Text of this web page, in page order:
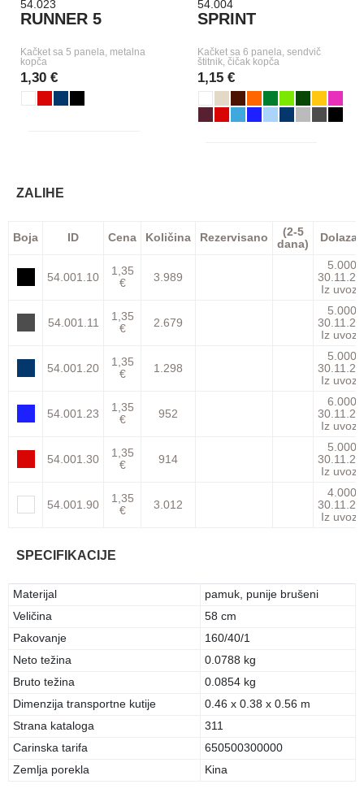
54.023
RUNNER 5
Kačket sa 5 panela, metalna
kopča
1,30 €
54.004
SPRINT
Kačket sa 6 panela, sendvič
štitnik, čičak kopča
1,15 €
ZALIHE
Boja ID Cena Količina Rezervisano
(2-5
dana)
Dolazak
54.001.10
1,35
€
3.989
5.000
Iz uvoza
54.001.11
1,35
€
2.679
5.000
Iz uvoza
54.001.20
1,35
€
1.298
5.000
Iz uvoza
54.001.23
1,35
€
952
6.000
Iz uvoza
54.001.30
1,35
€
914
5.000
Iz uvoza
54.001.90
1,35
€
3.012
4.000
Iz uvoza
SPECIFIKACIJE
Materijal
pamuk, punije brušeni
Veličina
58 cm
Pakovanje
160/40/1
Neto težina
0.0788 kg
Bruto težina
0.0854 kg
Dimenzija transportne kutije
0.46 x 0.38 x 0.56 m
Strana kataloga
311
Carinska tarifa
650500300000
Zemlja porekla
Kina